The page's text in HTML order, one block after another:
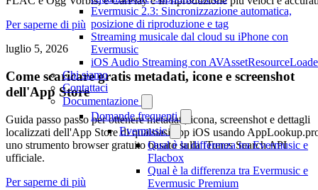
Evermusic 2.3: Sincronizzazione automatica,
posizione di riproduzione e tag
Streaming musicale dal cloud su iPhone con
Evermusic
iOS Audio Streaming con
Chi siamo
Contattaci
Documentazione
Domande frequenti
Evermusic
Qual è la differenza tra Evermusic e
Flacbox
Qual è la differenza tra Evermusic e
Evermusic Premium
Per saperne di più
luglio 5, 2026
Come scaricare gratis metadati, icone e screenshot
dell'App Store
Guida passo passo per ottenere metadati, icona, screenshot e dettagli
localizzati dell'App Store di qualsiasi app iOS usando
uno strumento browser gratuito basato sulla iTunes Search API
ufficiale.
Per saperne di più